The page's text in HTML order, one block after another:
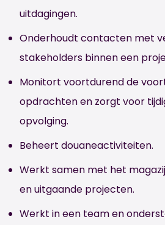
uitdagingen.
Onderhoudt contacten met
stakeholders binnen een
Monitort voortdurend de
opdrachten en zorgt voor
opvolging.
Beheert douaneactiviteiten.
Werkt samen met het
en uitgaande projecten.
Werkt in een team en